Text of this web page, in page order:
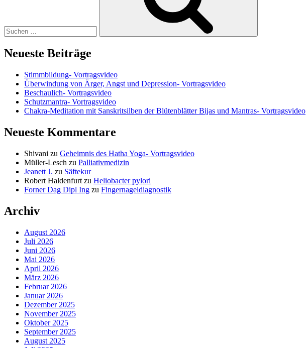
Neueste Beiträge
Stimmbildung- Vortragsvideo
Überwindung von Ärger, Angst und Depression- Vortragsvideo
Beschaulich- Vortragsvideo
Schutzmantra- Vortragsvideo
Chakra-Meditation mit Sanskritsilben der Blütenblätter Bijas und Mantras- Vortragsvideo
Neueste Kommentare
Shivani zu Geheimnis des Hatha Yoga- Vortragsvideo
Müller-Lesch zu Palliativmedizin
Jeanett J. zu Säftekur
Robert Haldenfurt zu Heliobacter pylori
Forner Dag Dipl Ing zu Fingernageldiagnostik
Archiv
August 2026
Juli 2026
Juni 2026
Mai 2026
April 2026
März 2026
Februar 2026
Januar 2026
Dezember 2025
November 2025
Oktober 2025
September 2025
August 2025